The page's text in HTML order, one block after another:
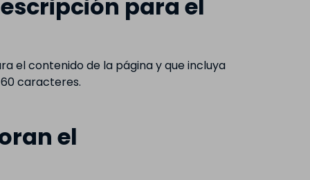
para el
el contenido de la página y que incluya
caracteres.
el